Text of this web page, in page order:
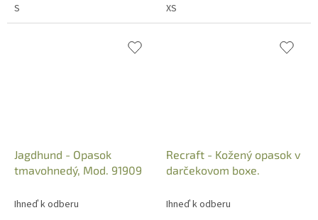
S
XS
Jagdhund - Opasok
tmavohnedý, Mod. 91909
Ihneď k odberu
Recraft - Kožený opasok v
darčekovom boxe.
Ihneď k odberu